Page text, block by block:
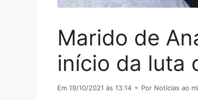
Marido de
início da luta
Em 19/10/2021 às 13:14 ⚬ Por Notícias ao